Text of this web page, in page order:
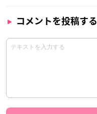
コメントを投稿する